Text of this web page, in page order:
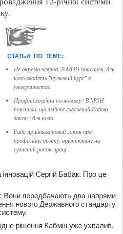
Не окрема освіта. В МОН пояснили, для
кого вводять "нульовий курс" в
університетах
Профтехосвіта по-новому? В МОН
пояснили, що змінює схвалений Радою
закон і для кого
Рада прийняла новий закон про
професійну освіту, орієнтовану на
сучасний ринок праці
Сергій Бабак. Про це
Вони передбачають два напрями
нового Державного стандарту
рішення Кабмін уже ухвалив.